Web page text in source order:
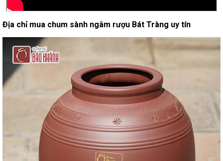
Địa chỉ mua chum sành ngâm rượu Bát Tràng uy tín